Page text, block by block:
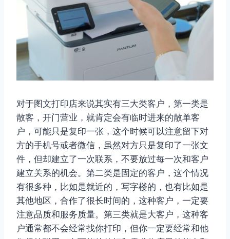
对于图文打印店来说其实有三大类客户，第一类是
散客，开门营业，就肯定会有临时进来的散单客
户，可能只是复印一张，这个时候可以注意留下对
方的手机号或者微信，虽然对方只是复印了一张文
件，但却建立了一次联系，不要放过每一次和客户
建立关系的机会。第二类是固定的客户，这个情况
有很多种，比如是就近的，写字楼的，也有比如是
其他地区，合作了很长时间的，这种客户，一定要
注意品质和服务质量。第三类就是大客户，这种客
户通常都不会经常找你打印，但你一定要经常和他